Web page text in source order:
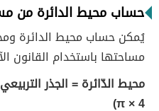
حساب محيط الدائرة من
يُمكن حساب محيط الدائرة
مساحتها باستخدام القانون
محيط الدّائرة = الجذر
π × 4)